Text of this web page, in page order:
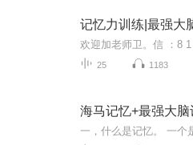
记忆力训练|最强大
25 1183
海马记忆+最强大